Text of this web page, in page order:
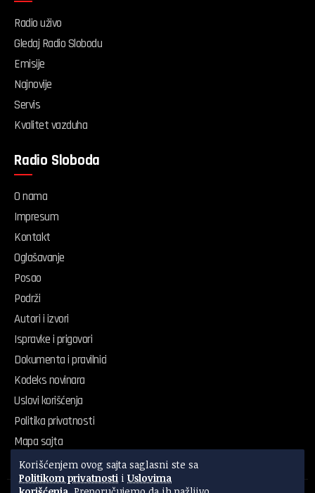
Korišćenjem ovog sajta saglasni ste sa
Politikom privatnosti i Uslovima
Radio uživo
Gledaj Radio Slobodu
Emisije
Najnovije
Servis
Kvalitet vazduha
Radio Sloboda
O nama
Impresum
Kontakt
Oglašavanje
Posao
Podrži
Autori i izvori
Ispravke i prigovori
Dokumenta i pravilnici
Kodeks novinara
Uslovi korišćenja
Politika privatnosti
Mapa sajta